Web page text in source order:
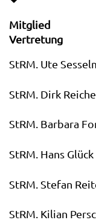
Mitglied
Vertretung
StRM. Ute
StRM. Dirk
StRM. Barbara
StRM. Hans Glück
StRM. Stefan
StRM. Kilian